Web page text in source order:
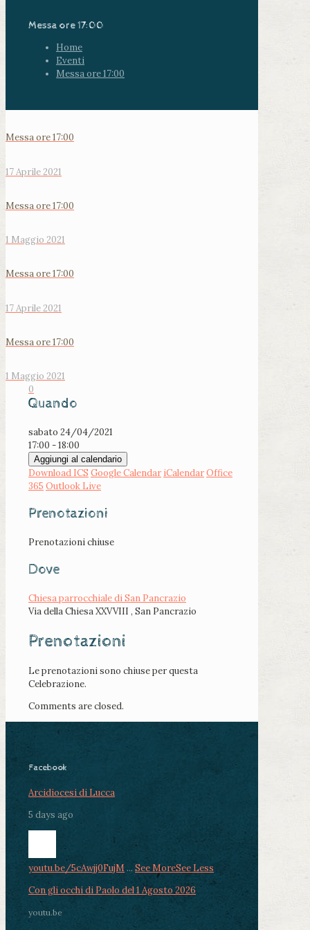
Messa ore 17:00
Home
Eventi
Messa ore 17:00
Messa ore 17:00
17 Aprile 2021
Messa ore 17:00
1 Maggio 2021
Messa ore 17:00
17 Aprile 2021
Messa ore 17:00
1 Maggio 2021
0
Quando
sabato 24/04/2021
17:00 - 18:00
Aggiungi al calendario
Download ICS Google Calendar iCalendarOffice
365 Outlook Live
Prenotazioni
Prenotazioni chiuse
Dove
Chiesa parrocchiale di San Pancrazio
Via della Chiesa XXVVIII , San Pancrazio
Prenotazioni
Le prenotazioni sono chiuse per questa
Celebrazione.
Comments are closed.
Facebook
Arcidiocesi di Lucca
5 days ago
youtu.be/5cAwjj0FujM ... See MoreSee Less
Con gli occhi di Paolo del 1 Agosto 2026
youtu.be